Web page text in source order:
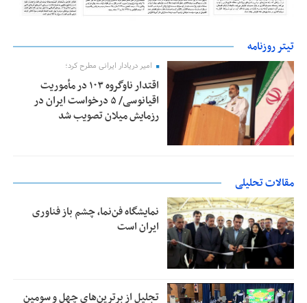
تیتر روزنامه
امیر دریادار ایرانی مطرح کرد؛
اقتدار ناوگروه ۱۰۳ در مأموریت‌
اقیانوسی/ ۵ درخواست ایران در
رزمایش میلان تصویب شد
مقالات تحلیلی
نمایشگاه فن‌نما، چشم باز فناوری
ایران است
تجلیل از بر‌ترین‌های چهل و سومین